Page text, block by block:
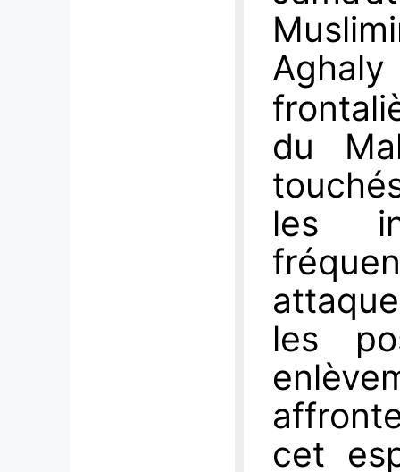
du
les
les
cet